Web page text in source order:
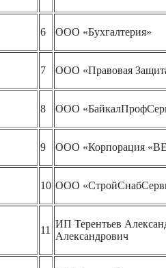
6 ООО «Бухгалтерия»
7 ООО «Правовая
8 ООО
9 ООО «Корпорация
10 ООО
11
ИП Терентьев
Александрович